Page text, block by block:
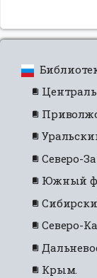
Северо-
Южный
Северо-
Крым.